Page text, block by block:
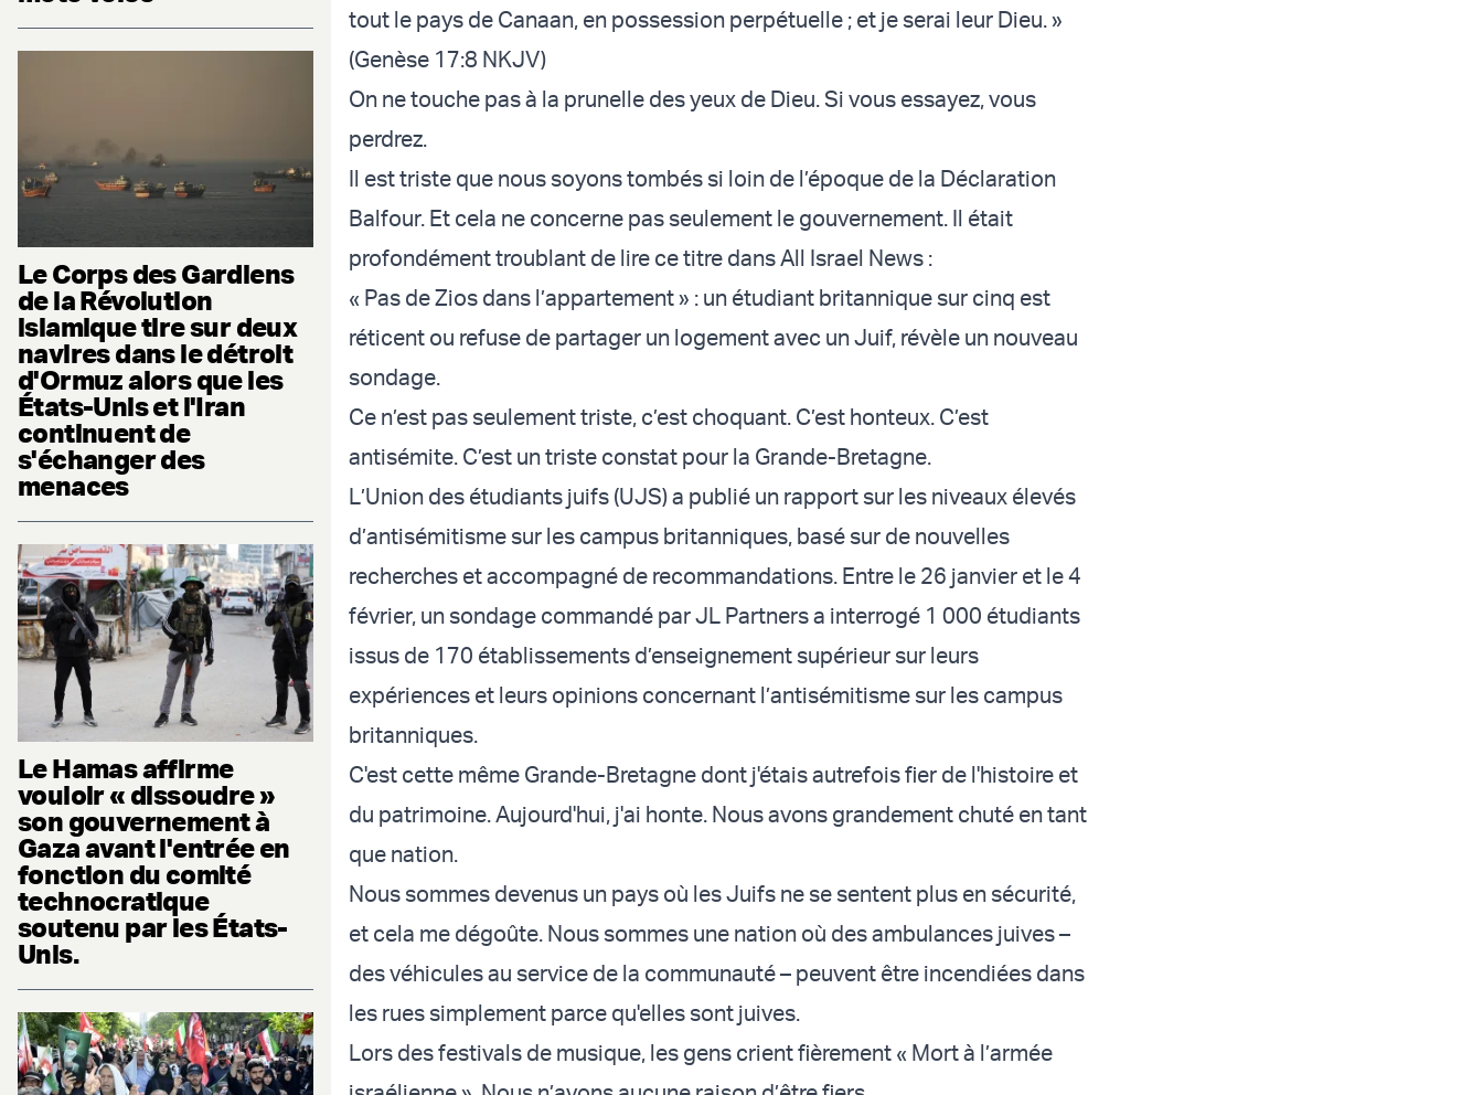
Le Corps des Gardiens
de la Révolution
islamique tire sur deux
navires dans le détroit
d'Ormuz alors que les
États-Unis et l'Iran
continuent de
s'échanger des
menaces
Le Hamas affirme
vouloir « dissoudre »
son gouvernement à
Gaza avant l'entrée en
fonction du comité
technocratique
soutenu par les États-
Unis.
tout le pays de Canaan, en possession perpétuelle ; et je serai leur Dieu. »
(Genèse 17:8 NKJV)
On ne touche pas à la prunelle des yeux de Dieu. Si vous essayez, vous
perdrez.
Il est triste que nous soyons tombés si loin de l’époque de la Déclaration
Balfour. Et cela ne concerne pas seulement le gouvernement. Il était
profondément troublant de lire ce titre dans All Israel News :
« Pas de Zios dans l’appartement » : un étudiant britannique sur cinq est
réticent ou refuse de partager un logement avec un Juif, révèle un nouveau
sondage.
Ce n’est pas seulement triste, c’est choquant. C’est honteux. C’est
antisémite. C’est un triste constat pour la Grande-Bretagne.
L’Union des étudiants juifs (UJS) a publié un rapport sur les niveaux élevés
d’antisémitisme sur les campus britanniques, basé sur de nouvelles
recherches et accompagné de recommandations. Entre le 26 janvier et le 4
février, un sondage commandé par JL Partners a interrogé 1 000 étudiants
issus de 170 établissements d’enseignement supérieur sur leurs
expériences et leurs opinions concernant l’antisémitisme sur les campus
britanniques.
C'est cette même Grande-Bretagne dont j'étais autrefois fier de l'histoire et
du patrimoine. Aujourd'hui, j'ai honte. Nous avons grandement chuté en tant
que nation.
Nous sommes devenus un pays où les Juifs ne se sentent plus en sécurité,
et cela me dégoûte. Nous sommes une nation où des ambulances juives –
des véhicules au service de la communauté – peuvent être incendiées dans
les rues simplement parce qu'elles sont juives.
Lors des festivals de musique, les gens crient fièrement « Mort à l’armée